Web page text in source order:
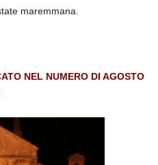
maremmana.
NEL NUMERO DI AGOSTO